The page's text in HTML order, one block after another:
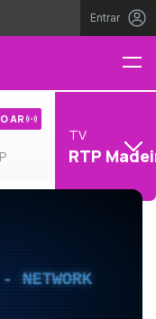
Entrar
AR
TV
RTP
NETWORK